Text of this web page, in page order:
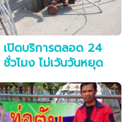
เปิดบริการตลอด 24
ชั่วโมง ไม่เว้นวันหยุด